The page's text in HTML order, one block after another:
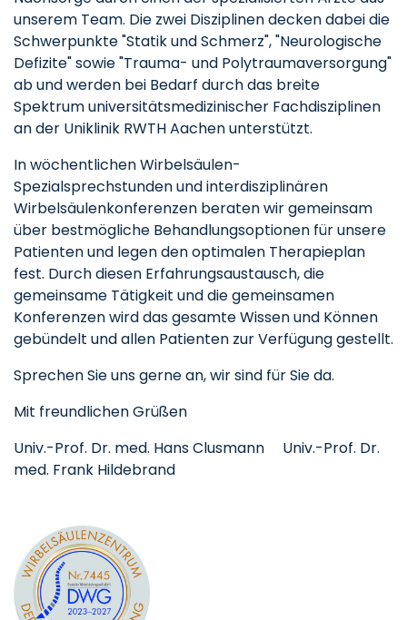
unserem Team. Die zwei Disziplinen decken dabei die
Schwerpunkte "Statik und Schmerz", "Neurologische
Defizite" sowie "Trauma- und Polytraumaversorgung"
ab und werden bei Bedarf durch das breite
Spektrum universitätsmedizinischer Fachdisziplinen
an der Uniklinik RWTH Aachen unterstützt.
In wöchentlichen Wirbelsäulen-
Spezialsprechstunden und interdisziplinären
Wirbelsäulenkonferenzen beraten wir gemeinsam
über bestmögliche Behandlungsoptionen für unsere
Patienten und legen den optimalen Therapieplan
fest. Durch diesen Erfahrungsaustausch, die
gemeinsame Tätigkeit und die gemeinsamen
Konferenzen wird das gesamte Wissen und Können
gebündelt und allen Patienten zur Verfügung gestellt.
Sprechen Sie uns gerne an, wir sind für Sie da.
Mit freundlichen Grüßen
Univ.-Prof. Dr. med. Hans Clusmann Univ.-Prof. Dr.
med. Frank Hildebrand